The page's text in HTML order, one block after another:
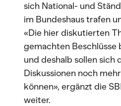
sich National- und
im Bundeshaus trafen
«Die hier diskutierten
gemachten Beschlüsse
und deshalb sollen sich
Diskussionen noch
können», ergänzt die
weiter.